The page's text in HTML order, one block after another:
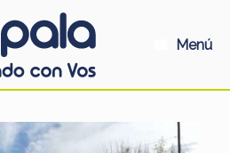
Menú